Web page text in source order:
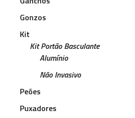
Gonzos
Kit
Kit Portão Basculante
Alumínio
Não Invasivo
Peões
Puxadores